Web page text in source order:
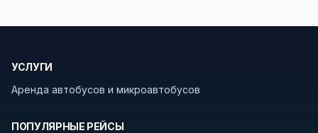
службе.
В автобусах есть всё необходимое для
комфортной поездки: регулировка сидений,
УСЛУГИ
Аренда автобусов и микроавтобусов
ПОПУЛЯРНЫЕ РЕЙСЫ